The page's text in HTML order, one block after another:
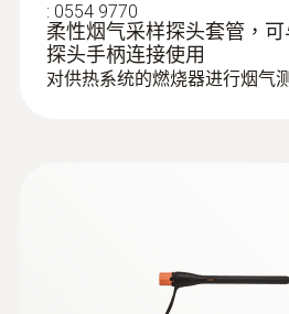
testo 300 - 烟气分析仪
: 0554 9770
柔性烟气采样探头套管，
探头手柄连接使用
对供热系统的燃烧器进行烟气